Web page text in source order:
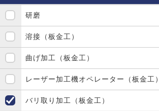
研磨
溶接（板金工）
曲げ加工（板金工）
レーザー加工機オペレーター（板金工）
バリ取り加工（板金工）